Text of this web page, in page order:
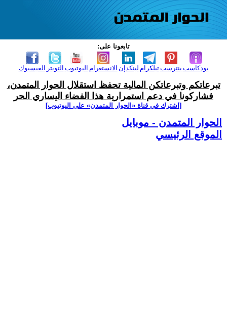
تابعونا على:
الفيسبوك التويتر اليوتيوب الانستغرام لينكدإن تيلكرامبنترست بودكاست
تبرعاتكم وتبرعاتكن المالية تحفظ استقلال الحوار المتمدن،
فشاركونا في دعم استمرارية هذا الفضاء اليساري الحر
[اشترك في قناة ‫«الحوار المتمدن» على اليوتيوب]
الحوار المتمدن - موبايل
الموقع الرئيسي